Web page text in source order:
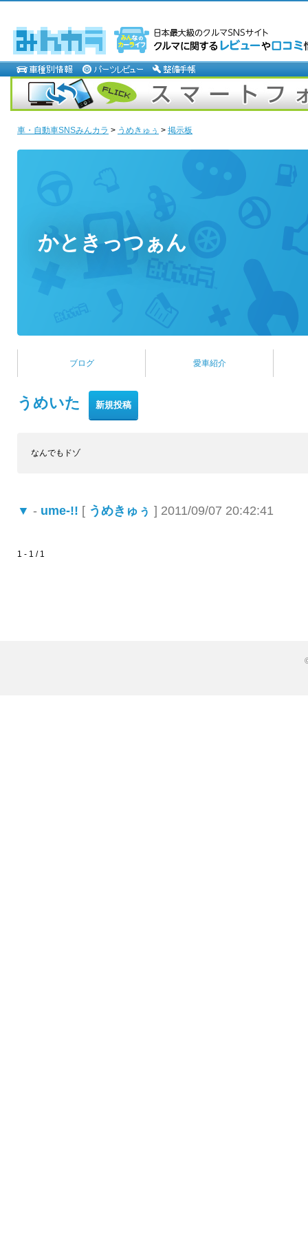
車・自動車SNSみんカラ > うめきゅぅ > 掲示板
かときっつぁん
ブログ 愛車紹介
うめいた
なんでもドゾ
▼ - ume-!! [ うめきゅぅ ] 2011/09/07 20:42:41
1 - 1 / 1